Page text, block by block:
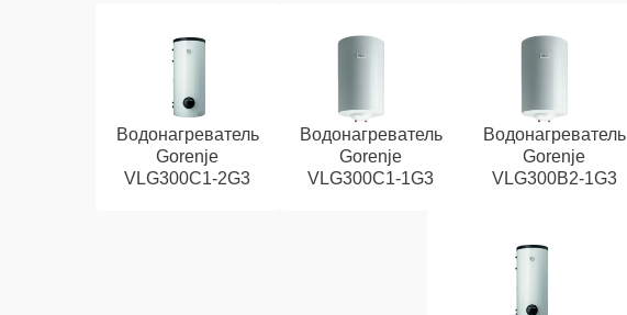
Водонагреватель
Gorenje
VLG300C1-2G3
Водонагреватель
Gorenje
VLG300C1-1G3
Водонагреватель
Gorenje
VLG300B2-1G3